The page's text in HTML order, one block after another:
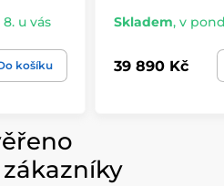
u vás
košíku
Skladem, v
39 890 Kč